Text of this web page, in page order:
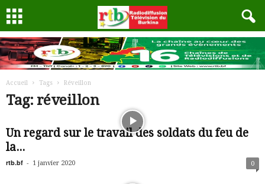
Accueil Tags Réveillon
Tag: réveillon
Un regard sur le travail des soldats du feu de
la...
rtb.bf - 1 janvier 2020 0